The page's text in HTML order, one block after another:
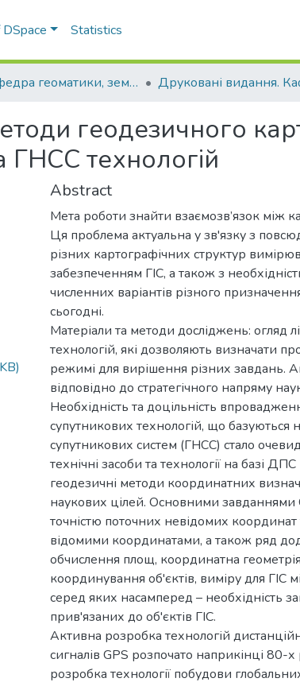
Statistics
Кафедра геоматики, землеустрою та планування територій
геодезичного
ГНСС технологій
Abstract
Мета роботи знайти взаємозв’язок між
Ця проблема актуальна у зв'язку з
різних картографічних структур
забезпеченням ГІС, а також з
численних варіантів різного
сьогодні.
Матеріали та методи досліджень: огляд
технологій, які дозволяють визначати
режимі для вирішення різних завдань.
відповідно до стратегічного напряму
Необхідність та доцільність
супутникових технологій, що базуються
супутникових систем (ГНСС) стало
технічні засоби та технології на базі
геодезичні методи координатних
наукових цілей. Основними завданнями
точністю поточних невідомих
відомими координатами, а також ряд
обчислення площ, координатна
координування об'єктів, виміру для ГІС
серед яких насамперед – необхідність
прив'язаних до об'єктів ГІС.
Активна розробка технологій
сигналів GPS розпочато наприкінці 80-
розробка технології побудови